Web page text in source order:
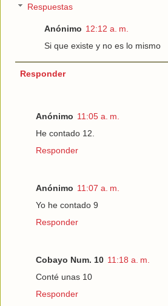
Respuestas
Anónimo 12:12 a. m.
Si que existe y no es lo mismo
Responder
Anónimo 11:05 a. m.
He contado 12.
Responder
Anónimo 11:07 a. m.
Yo he contado 9
Responder
Cobayo Num. 10 11:18 a. m.
Conté unas 10
Responder